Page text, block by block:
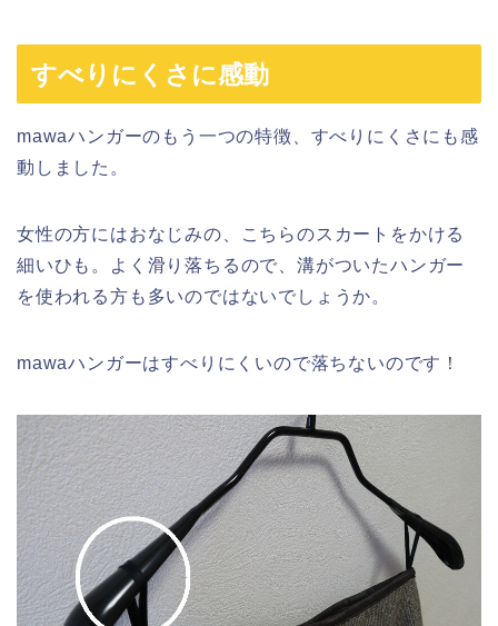
すべりにくさに感動
mawaハンガーのもう一つの特徴、すべりにくさにも感
動しました。
女性の方にはおなじみの、こちらのスカートをかける
細いひも。よく滑り落ちるので、溝がついたハンガー
を使われる方も多いのではないでしょうか。
mawaハンガーはすべりにくいので落ちないのです！